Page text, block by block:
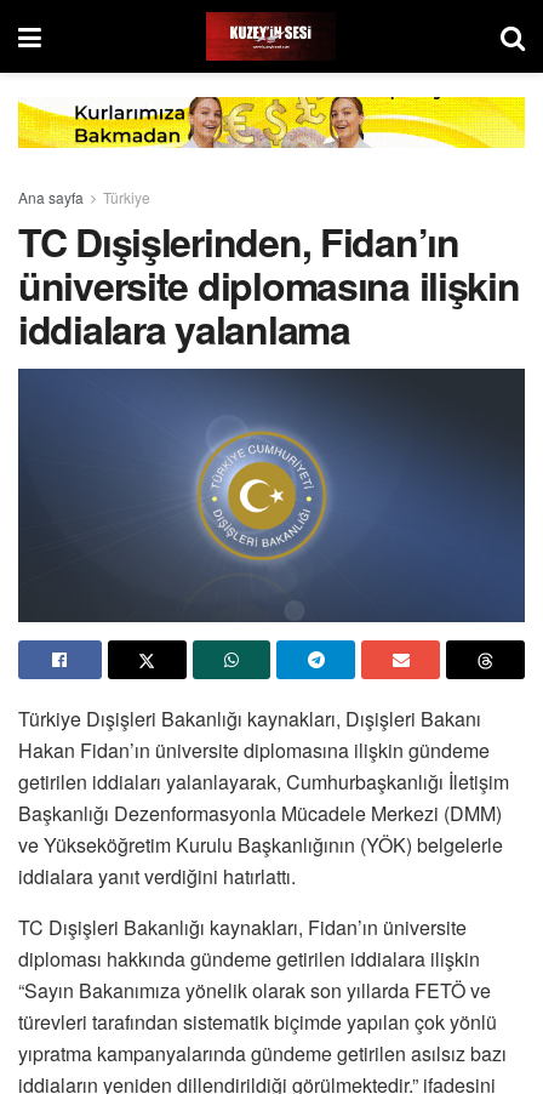
Ana sayfa Türkiye
TC Dışişlerinden, Fidan’ın
üniversite diplomasına ilişkin
iddialara yalanlama
Türkiye Dışişleri Bakanlığı kaynakları, Dışişleri Bakanı
Hakan Fidan’ın üniversite diplomasına ilişkin gündeme
getirilen iddiaları yalanlayarak, Cumhurbaşkanlığı İletişim
Başkanlığı Dezenformasyonla Mücadele Merkezi (DMM)
ve Yükseköğretim Kurulu Başkanlığının (YÖK) belgelerle
iddialara yanıt verdiğini hatırlattı.
TC Dışişleri Bakanlığı kaynakları, Fidan’ın üniversite
diploması hakkında gündeme getirilen iddialara ilişkin
“Sayın Bakanımıza yönelik olarak son yıllarda FETÖ ve
türevleri tarafından sistematik biçimde yapılan çok yönlü
yıpratma kampanyalarında gündeme getirilen asılsız bazı
iddiaların yeniden dillendirildiği görülmektedir.” ifadesini